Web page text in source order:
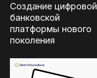
Создание цифровой
банковской
платформы нового
поколения